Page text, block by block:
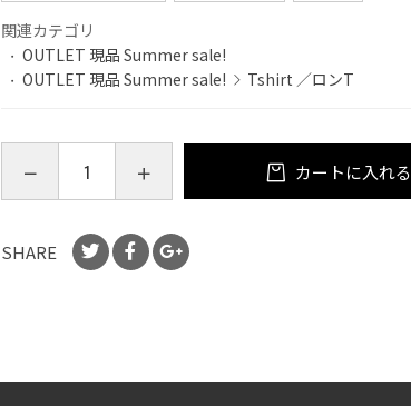
関連カテゴリ
OUTLET 現品 Summer sale!
OUTLET 現品 Summer sale!
Tshirt ／ロンT
カートに入れる
SHARE